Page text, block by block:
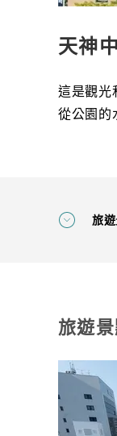
天神
這是觀光
從公園的
旅
旅遊